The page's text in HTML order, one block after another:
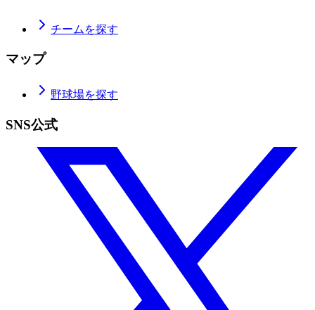
チームを探す
マップ
野球場を探す
SNS公式